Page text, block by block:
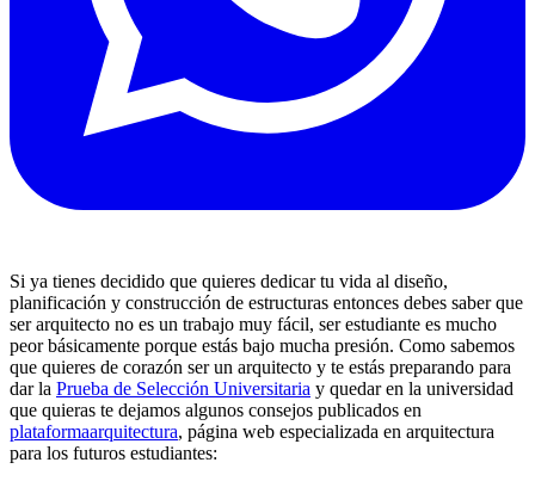
Si ya tienes decidido que quieres dedicar tu vida al diseño,
planificación y construcción de estructuras entonces debes saber que
ser arquitecto no es un trabajo muy fácil, ser estudiante es mucho
peor básicamente porque estás bajo mucha presión. Como sabemos
que quieres de corazón ser un arquitecto y te estás preparando para
dar la Prueba de Selección Universitaria y quedar en la universidad
que quieras te dejamos algunos consejos publicados en
plataformaarquitectura, página web especializada en arquitectura
para los futuros estudiantes: